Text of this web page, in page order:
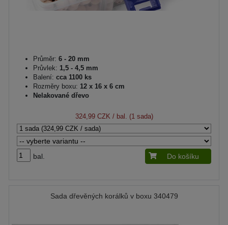
Průměr: 6 - 20 mm
Průvlek: 1,5 - 4,5 mm
Balení: cca 1100 ks
Rozměry boxu: 12 x 16 x 6 cm
Nelakované dřevo
324,99 CZK / bal. (1 sada)
bal. Do košíku
Sada dřevěných korálků v boxu 340479